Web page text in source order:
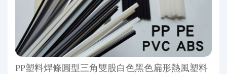
PP塑料焊條圓型三角雙股白色黑色扁形熱風塑料